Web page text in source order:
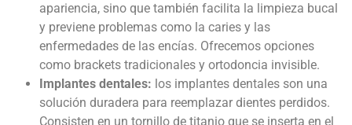
apariencia, sino que también facilita la limpieza bucal
y previene problemas como la caries y las
enfermedades de las encías. Ofrecemos opciones
como brackets tradicionales y ortodoncia invisible.
Implantes dentales: los implantes dentales son una
solución duradera para reemplazar dientes perdidos.
Consisten en un tornillo de titanio que se inserta en el